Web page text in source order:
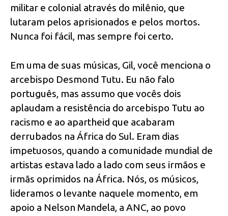
militar e colonial através do milênio, que
lutaram pelos aprisionados e pelos mortos.
Nunca foi fácil, mas sempre foi certo.
Em uma de suas músicas, Gil, você menciona o
arcebispo Desmond Tutu. Eu não falo
português, mas assumo que vocês dois
aplaudam a resistência do arcebispo Tutu ao
racismo e ao apartheid que acabaram
derrubados na África do Sul. Eram dias
impetuosos, quando a comunidade mundial de
artistas estava lado a lado com seus irmãos e
irmãs oprimidos na África. Nós, os músicos,
lideramos o levante naquele momento, em
apoio a Nelson Mandela, a ANC, ao povo